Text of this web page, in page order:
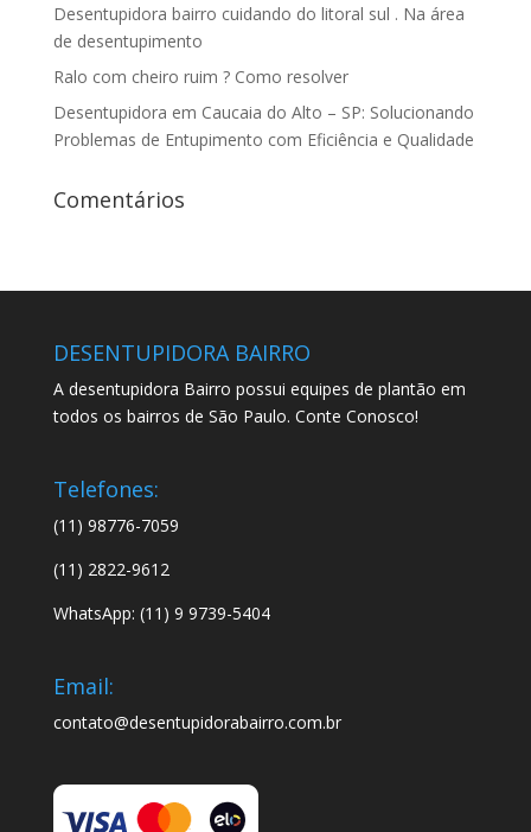
Desentupidora bairro cuidando do litoral sul . Na área
de desentupimento
Ralo com cheiro ruim ? Como resolver
Desentupidora em Caucaia do Alto – SP: Solucionando
Problemas de Entupimento com Eficiência e Qualidade
Comentários
DESENTUPIDORA BAIRRO
A desentupidora Bairro possui equipes de plantão em
todos os bairros de São Paulo. Conte Conosco!
Telefones:
(11) 98776-7059
(11) 2822-9612
WhatsApp: (11) 9 9739-5404
Email:
contato@desentupidorabairro.com.br